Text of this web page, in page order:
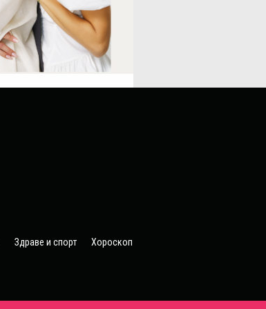
Здраве и спорт Хороскоп